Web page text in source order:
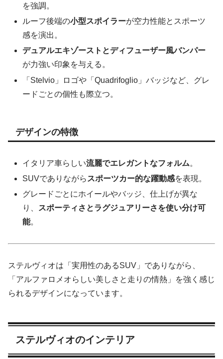
を強調。
ルーフ後端の小型スポイラーが空力性能とスポーツ
感を演出。
デュアルエキゾーストとディフューザー風バンパー
が力強い印象を与える。
「Stelvio」ロゴや「Quadrifoglio」バッジなど、グレ
ードごとの個性も際立つ。
デザインの特徴
イタリア車らしい流麗でエレガントなフォルム。
SUVでありながら スポーツカー的な躍動感を表現。
グレードごとにホイールやバッジ、仕上げが異な
り、
スポーティさとラグジュアリーさを使い分け可
能。
ステルヴィオは「実用性のあるSUV」でありながら、
「アルファロメオらしい美しさと走りの情熱」を強く感じ
られるデザインになっています。
ステルヴィオのインテリア